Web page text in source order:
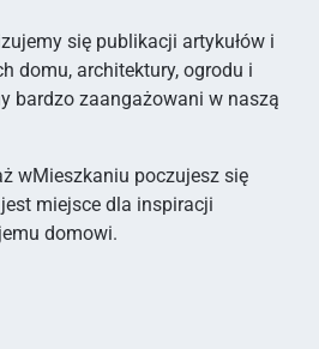
się publikacji artykułów i
domu, architektury, ogrodu i
bardzo zaangażowani w naszą
wMieszkaniu poczujesz się
miejsce dla inspiracji
domowi.